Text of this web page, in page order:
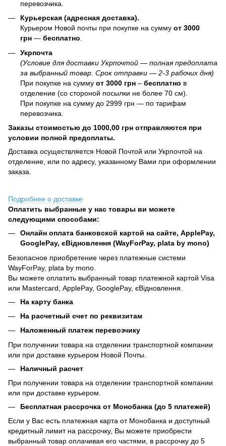
перевозчика.
Курьерская (адресная доставка).
Курьером Новой почты при покупке на сумму от 3000
грн — бесплатно.
Укрпочта
(Условие для доставки Укрпочтой — полная предоплата
за выбранный товар. Срок отправки — 2-3 рабочих дня)
При покупке на сумму от 3000 грн – бесплатно в
отделение (со стороной посылки не более 70 см).
При покупке на сумму до 2999 грн — по тарифам
перевозчика.
Заказы стоимостью до 1000,00 грн отправляются при
условии полной предоплаты.
Доставка осуществляется Новой Почтой или Укрпочтой на
отделение, или по адресу, указанному Вами при оформлении
заказа.
Подробнее о доставке
Оплатить выбранные у нас товары ви можете
следующими способами:
Онлайн оплата банковской картой на сайте, ApplePay,
GooglePay, єВідновлення (WayForPay, plata by mono)
Безопасное приобретение через платежные системи
WayForPay, plata by mono.
Вы можете оплатить выбранный товар платежной картой Visa
или Mastercard, ApplePay, GooglePay, єВідновлення.
На карту банка
На расчетный счет по реквизитам
Наложенный платеж перевозчику
При получении товара на отделении транспортной компании
или при доставке курьером Новой Почты.
Наличный расчет
При получении товара на отделении транспортной компании
или при доставке курьером.
Бесплатная рассрочка от Монобанка (до 5 платежей)
Если у Вас есть платежная карта от Монобанка и доступный
кредитный лимит на рассрочку, Вы можете приобрести
выбранный товар оплачивая его частями, в рассрочку до 5